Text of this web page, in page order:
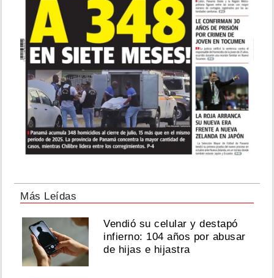
Más Leídas
Vendió su celular y destapó
infierno: 104 años por abusar
de hijas e hijastra